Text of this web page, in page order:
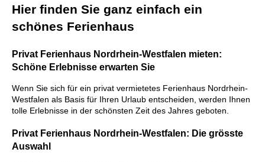
Hier finden Sie ganz einfach ein
schönes Ferienhaus
Privat Ferienhaus Nordrhein-Westfalen mieten:
Schöne Erlebnisse erwarten Sie
Wenn Sie sich für ein privat vermietetes Ferienhaus Nordrhein-
Westfalen als Basis für Ihren Urlaub entscheiden, werden Ihnen
tolle Erlebnisse in der schönsten Zeit des Jahres geboten.
Privat Ferienhaus Nordrhein-Westfalen: Die grösste
Auswahl